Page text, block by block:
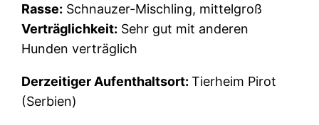
Rasse: Schnauzer-Mischling, mittelgroß
Verträglichkeit: Sehr gut mit anderen
Hunden verträglich
Derzeitiger Aufenthaltsort:Tierheim Pirot
(Serbien)